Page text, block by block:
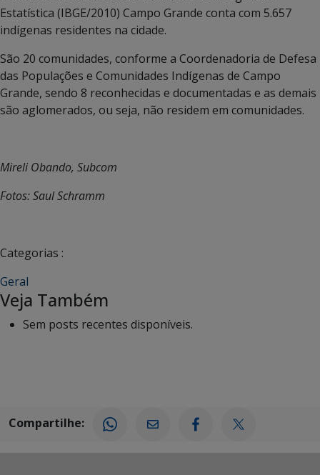
Estatística (IBGE/2010) Campo Grande conta com 5.657
indígenas residentes na cidade.
São 20 comunidades, conforme a Coordenadoria de Defesa
das Populações e Comunidades Indígenas de Campo
Grande, sendo 8 reconhecidas e documentadas e as demais
são aglomerados, ou seja, não residem em comunidades.
Mireli Obando, Subcom
Fotos: Saul Schramm
Categorias :
Geral
Veja Também
Sem posts recentes disponíveis.
Compartilhe: